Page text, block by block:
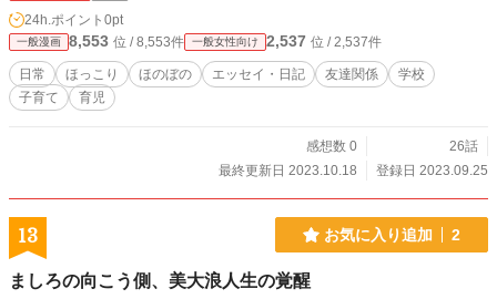
24h.ポイント 0pt
一般漫画 8,553 位 / 8,553件 一般女性向け 2,537 位 / 2,537件
日常 ほっこり ほのぼの エッセイ・日記 友達関係
学校
子育て
育児
感想数 0
26話
最終更新日 2023.10.18
登録日 2023.09.25
13 お気に入り追加 2
ましろの向こう側、美大浪人生の覚醒